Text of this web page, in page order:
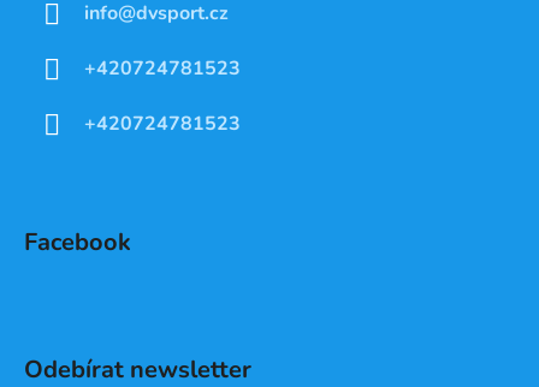
info@dvsport.cz
+420724781523
+420724781523
Facebook
Odebírat newsletter